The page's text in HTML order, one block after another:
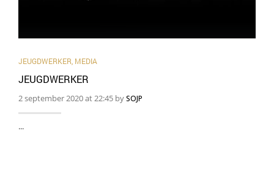
JEUGDWERKER MEDIA
JEUGDWERKER
2 september 2020 at 22:45 bySOJP
...